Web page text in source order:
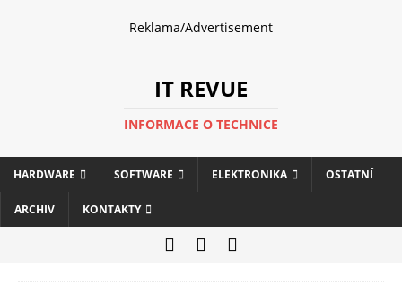
Reklama/Advertisement
IT REVUE
INFORMACE O TECHNICE
HARDWARE SOFTWARE ELEKTRONIKA OSTATNÍ
ARCHIV KONTAKTY